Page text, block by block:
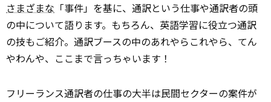
さまざまな 「事件」を基に、通訳という仕事や通訳者の頭
の中について語ります。もちろん、英語学習に役立つ通訳
の技もご紹介。通訳ブースの中のあれやらこれやら、てん
やわんや、ここまで言っちゃいます！
フリーランス通訳者の仕事の大半は民間セクターの案件が